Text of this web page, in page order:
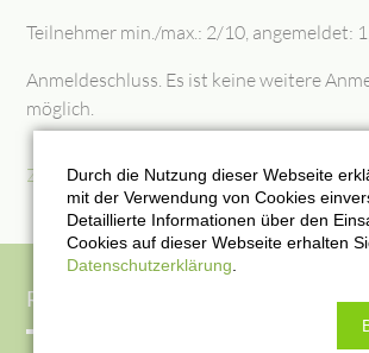
Teilnehmer min./max.: 2/10, angemeldet:
Anmeldeschluss. Es ist keine weitere
möglich.
Zurück
Reiki-Do-Institut Sachsen
Durch die Nutzung dieser Webseite
mit der Verwendung von Cookies
Detaillierte Informationen über den
Cookies auf dieser Webseite erhalten
Datenschutzerklärung